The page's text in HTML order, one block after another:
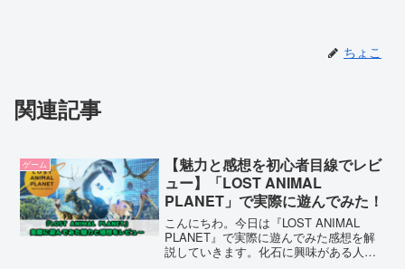
ちょこ
関連記事
ゲーム
【魅力と感想を初心者目線でレビ
ュー】「LOST ANIMAL
PLANET」で実際に遊んでみた！
こんにちわ。今日は『LOST ANIMAL
PLANET』で実際に遊んでみた感想を解
説していきます。化石に興味がある人恐